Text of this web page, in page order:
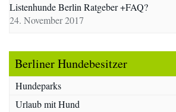
Listenhunde Berlin Ratgeber +FAQ?
24. November 2017
Berliner Hundebesitzer
Hundeparks
Urlaub mit Hund